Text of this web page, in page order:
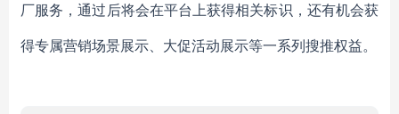
厂服务，通过后将会在平台上获得相关标识，还有机会获
得专属营销场景展示、大促活动展示等一系列搜推权益。